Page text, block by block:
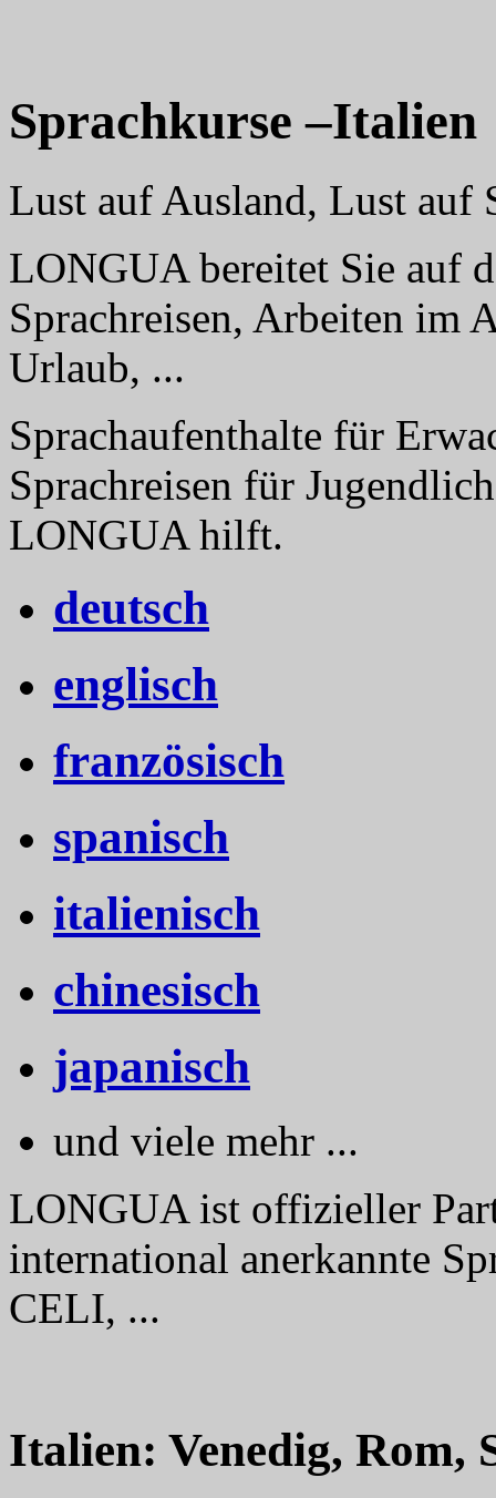
Sprachkurse –Italien
Lust auf Ausland, Lust auf
LONGUA bereitet Sie auf
Sprachreisen, Arbeiten im
Urlaub, ...
Sprachaufenthalte für
Sprachreisen für
LONGUA hilft.
deutsch
englisch
französisch
spanisch
italienisch
chinesisch
japanisch
und viele mehr ...
LONGUA ist offizieller
international anerkannte
CELI, ...
Italien: Venedig, Rom,